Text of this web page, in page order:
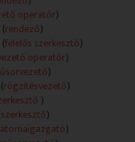
ismertető:
újra élő adásokkal
ünneplő Család-barát!
délelőttönként 10:30-tól
érintő kérdésekkel:
szakértő
ínycsiklandó
a Duna Csatornán!
operatőr)
(rendező)
(felelős szerkesztő)
operatőr)
)
(rögzítésvezető)
)
szerkesztő)
)